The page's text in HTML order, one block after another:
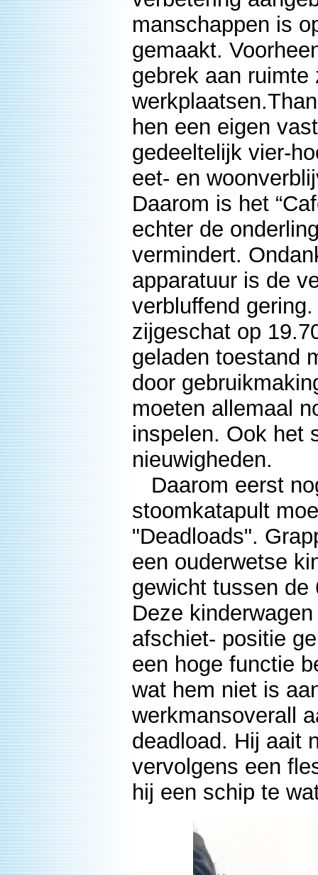
manschappen is
gemaakt.
gebrek aan
hen een eigen
gedeeltelijk vier-
eet- en
Daarom is het
echter de
vermindert.
apparatuur is de
verbluffend
zijgeschat op
geladen toestand
door
moeten allemaal
inspelen. Ook het
nieuwigheden.
Daarom eerst
stoomkatapult
"Deadloads".
een ouderwetse
gewicht tussen de
Deze
afschiet- positie
een hoge functie
wat hem niet is
werkmansoverall
deadload. Hij aait
vervolgens een
hij een schip te